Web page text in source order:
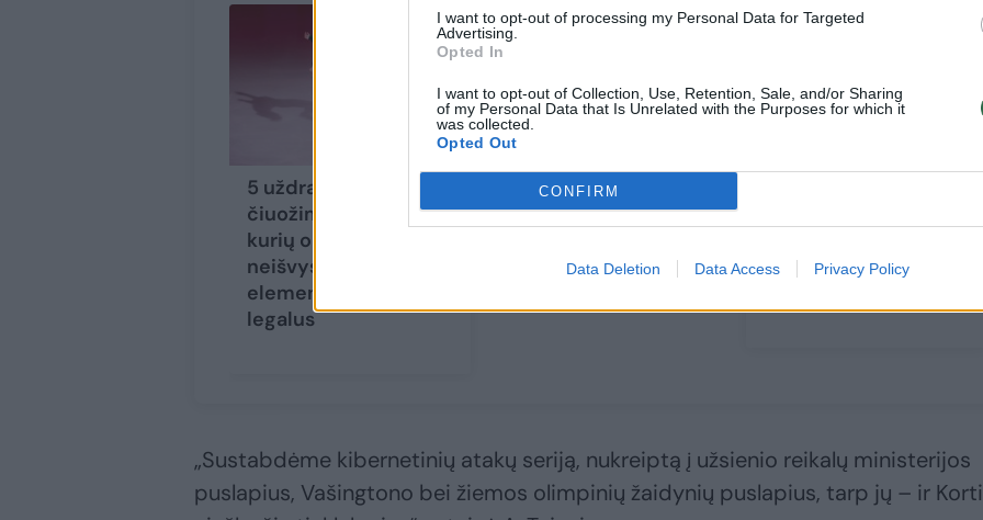
I want to opt-out of processing my Personal Data for Targeted
Advertising.
Opted In
I want to opt-out of Collection, Use, Retention, Sale, and/or Sharing
of my Personal Data that Is Unrelated with the Purposes for which it
was collected.
Opted Out
CONFIRM
Data Deletion Data Access Privacy Policy
5 uždrausti dailiojo
čiuožimo judesiai,
kurių olimpiadoje
neišvysime: vienas
elementas tapo
legalus
Pirmoji bėda žiemos
olimpiadoje: varžybų
nustebino ir ko teko
„Sustabdėme kibernetinių atakų seriją, nukreiptą į užsienio reikalų ministerijos
puslapius, Vašingtono bei žiemos olimpinių žaidynių puslapius, tarp jų – ir